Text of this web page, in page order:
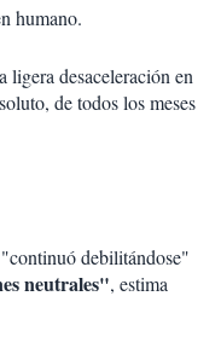
humano.
ligera desaceleración en
de todos los meses
debilitándose"
neutrales", estima